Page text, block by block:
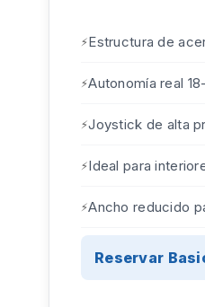
Estructura de
Autonomía real
Joystick de alta
Ideal para
Ancho reducido
Reservar